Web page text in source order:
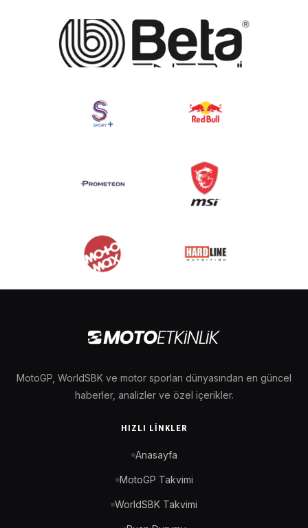
MotoGP, WorldSBK ve motor sporları dünyasından en güncel
haberler, analizler ve özel içerikler.
HIZLI LINKLER
Anasayfa
MotoGP Takvimi
WorldSBK Takvimi